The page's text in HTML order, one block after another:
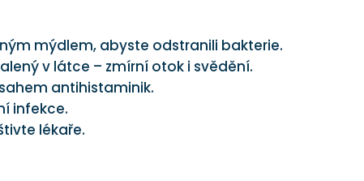
mýdlem, abyste odstranili bakterie.
v látce – zmírní otok i svědění.
antihistaminik.
infekce.
lékaře.